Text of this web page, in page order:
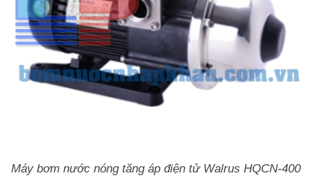
Máy bơm nước nóng tăng áp điện tử Walrus HQCN-400